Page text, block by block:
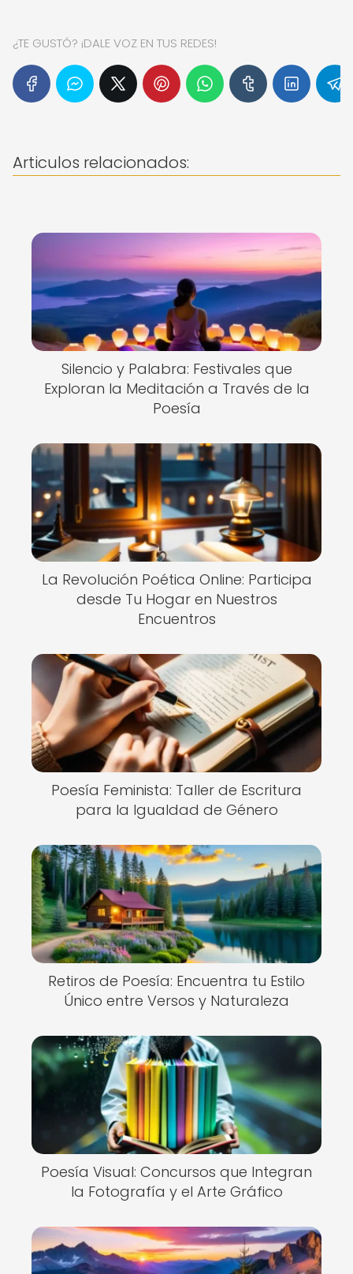
¿TE GUSTÓ? ¡DALE VOZ EN TUS REDES!
Articulos relacionados:
Silencio y Palabra: Festivales que
Exploran la Meditación a Través de la
Poesía
La Revolución Poética Online: Participa
desde Tu Hogar en Nuestros
Encuentros
Poesía Feminista: Taller de Escritura
para la Igualdad de Género
Retiros de Poesía: Encuentra tu Estilo
Único entre Versos y Naturaleza
Poesía Visual: Concursos que Integran
la Fotografía y el Arte Gráfico